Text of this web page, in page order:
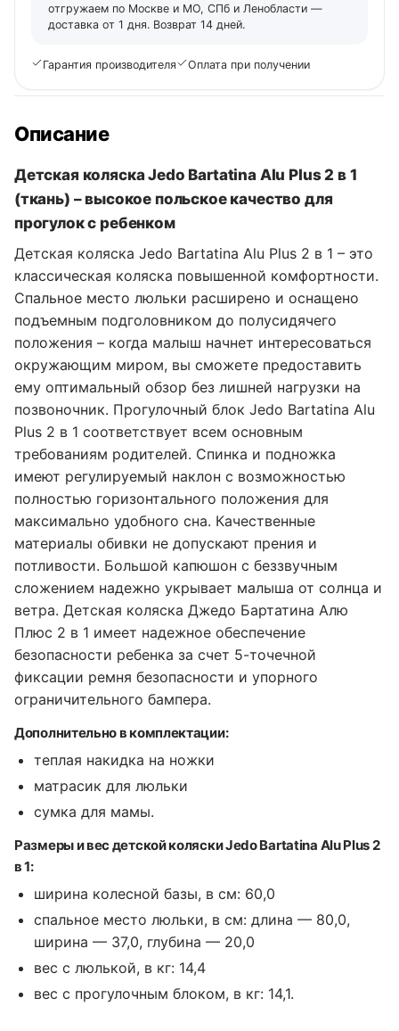
отгружаем по Москве и МО, СПб и Ленобласти —
доставка от 1 дня. Возврат 14 дней.
Гарантия производителя Оплата при получении
Описание
Детская коляска Jedo Bartatina Alu Plus 2 в 1
(ткань) – высокое польское качество для
прогулок с ребенком
Детская коляска Jedo Bartatina Alu Plus 2 в 1 – это
классическая коляска повышенной комфортности.
Спальное место люльки расширено и оснащено
подъемным подголовником до полусидячего
положения – когда малыш начнет интересоваться
окружающим миром, вы сможете предоставить
ему оптимальный обзор без лишней нагрузки на
позвоночник. Прогулочный блок Jedo Bartatina Alu
Plus 2 в 1 соответствует всем основным
требованиям родителей. Спинка и подножка
имеют регулируемый наклон с возможностью
полностью горизонтального положения для
максимально удобного сна. Качественные
материалы обивки не допускают прения и
потливости. Большой капюшон с беззвучным
сложением надежно укрывает малыша от солнца и
ветра. Детская коляска Джедо Бартатина Алю
Плюс 2 в 1 имеет надежное обеспечение
безопасности ребенка за счет 5-точечной
фиксации ремня безопасности и упорного
ограничительного бампера.
Дополнительно в комплектации:
теплая накидка на ножки
матрасик для люльки
сумка для мамы.
Размеры и вес детской коляски Jedo Bartatina Alu Plus 2
в 1:
ширина колесной базы, в см: 60,0
спальное место люльки, в см: длина — 80,0,
ширина — 37,0, глубина — 20,0
вес с люлькой, в кг: 14,4
вес с прогулочным блоком, в кг: 14,1.